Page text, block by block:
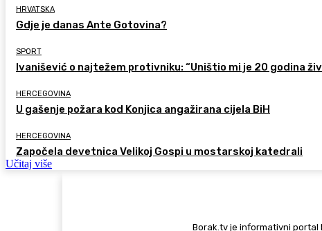
HRVATSKA
Gdje je danas Ante Gotovina?
SPORT
Ivanišević o najtežem protivniku: “Uništio mi je 20 godina
HERCEGOVINA
U gašenje požara kod Konjica angažirana cijela BiH
HERCEGOVINA
Započela devetnica Velikoj Gospi u mostarskoj katedrali
Učitaj više
Borak.tv je informativni portal